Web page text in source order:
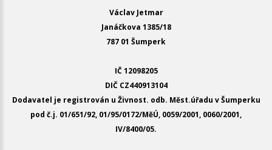
Václav Jetmar
Janáčkova 1385/18
787 01 Šumperk
IČ 12098205
DIČ CZ440913104
Dodavatel je registrován u Živnost. odb. Měst.úřadu v Šumperku
pod č.j. 01/651/92, 01/95/0172/MěÚ, 0059/2001, 0060/2001,
IV/8400/05.